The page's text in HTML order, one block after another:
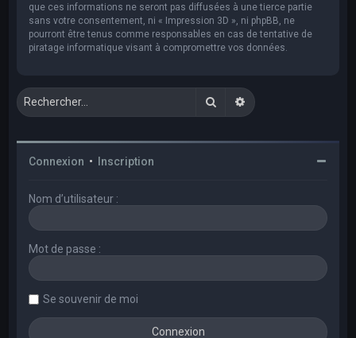
que ces informations ne seront pas diffusées à une tierce partie
sans votre consentement, ni « Impression 3D », ni phpBB, ne
pourront être tenus comme responsables en cas de tentative de
piratage informatique visant à compromettre vos données.
RechercherRecherche avancée
Connexion • Inscription
Nom d’utilisateur :
Mot de passe :
Se souvenir de moi